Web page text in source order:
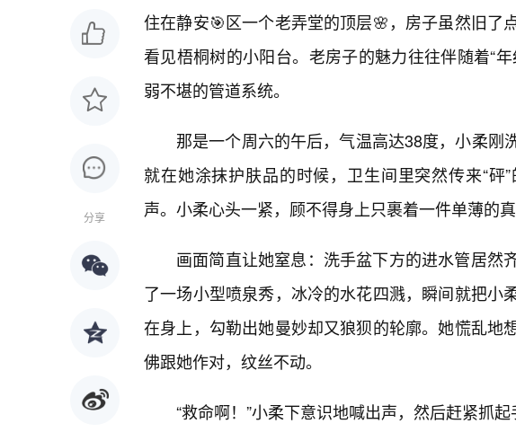
分享
住在静安🎯区一个老弄堂的顶层🌸，房子虽然旧了
看见梧桐树的小阳台。老房子的魅力往往伴随着“
弱不堪的管道系统。
那是一个周六的午后，气温高达38度，小柔刚
就在她涂抹护肤品的时候，卫生间里突然传来“砰
声。小柔心头一紧，顾不得身上只裹着一件单薄的
画面简直让她窒息：洗手盆下方的进水管居然
了一场小型喷泉秀，冰冷的水花四溅，瞬间就把小
在身上，勾勒出她曼妙却又狼狈的轮廓。她慌乱地
佛跟她作对，纹丝不动。
“救命啊！”小柔下意识地喊出声，然后赶紧抓